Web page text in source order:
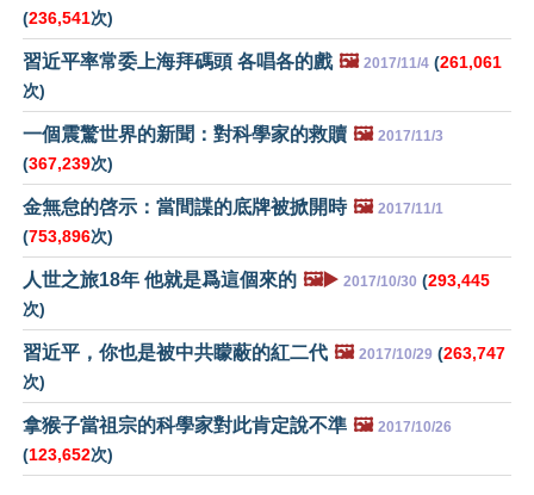
(236,541次)
習近平率常委上海拜碼頭 各唱各的戲 🖼️ 2017/11/4 (261,061
次)
一個震驚世界的新聞：對科學家的救贖 🖼️ 2017/11/3
(367,239次)
金無怠的啓示：當間諜的底牌被掀開時 🖼️ 2017/11/1
(753,896次)
人世之旅18年 他就是爲這個來的 🖼️▶️ 2017/10/30 (293,445
次)
習近平，你也是被中共矇蔽的紅二代 🖼️ 2017/10/29 (263,747
次)
拿猴子當祖宗的科學家對此肯定說不準 🖼️ 2017/10/26
(123,652次)